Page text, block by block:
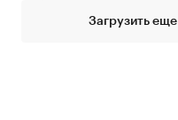
Загрузить еще